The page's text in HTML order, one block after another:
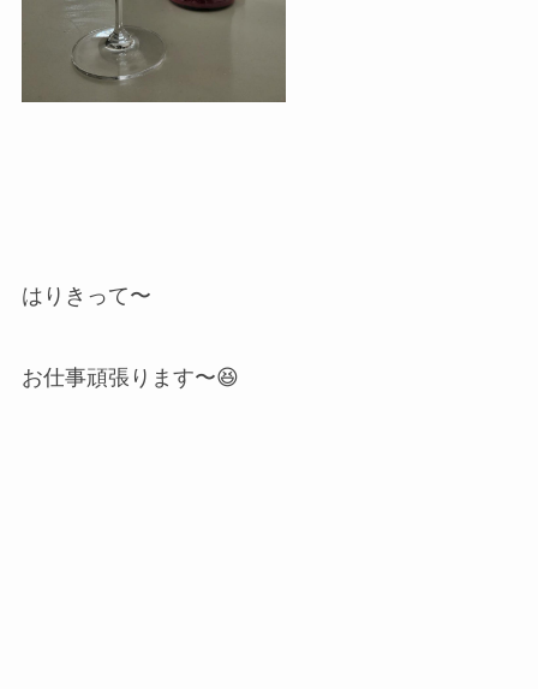
はりきって〜
お仕事頑張ります〜😆